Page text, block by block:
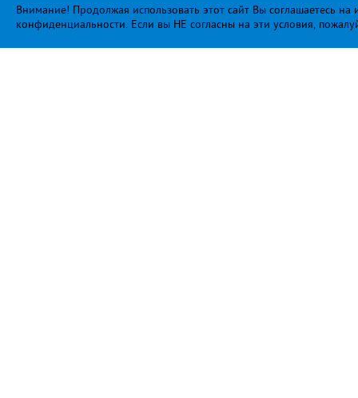
Внимание! Продолжая использовать этот сайт Вы соглашаетесь
конфиденциальности. Если вы НЕ согласны на эти условия,